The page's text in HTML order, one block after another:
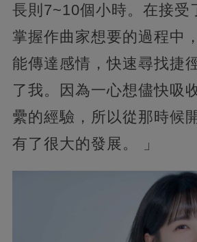
長則7~10個小時。在接受
掌握作曲家想要的過程中
能傳達感情，快速尋找捷
了我。因為一心想儘快吸
纍的經驗，所以從那時候
有了很大的發展。 」